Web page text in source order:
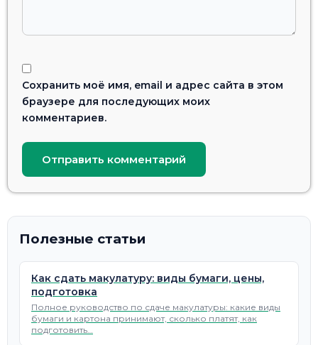
Сохранить моё имя, email и адрес сайта в этом
браузере для последующих моих
комментариев.
Полезные статьи
Как сдать макулатуру: виды бумаги, цены,
подготовка
Полное руководство по сдаче макулатуры: какие виды
бумаги и картона принимают, сколько платят, как
подготовить…